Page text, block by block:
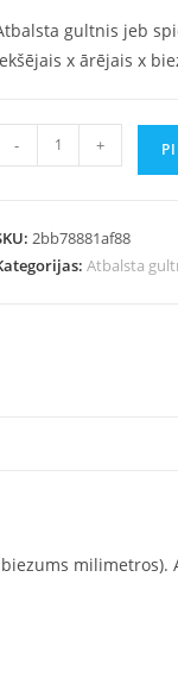
gultnis jeb
x ārējais x
- +
2bb78881af88
Atbalsta